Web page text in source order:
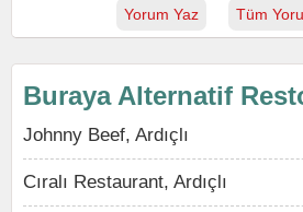
Yorum Yaz Tüm
Buraya Alternatif
Johnny Beef, Ardıçlı
Cıralı Restaurant, Ardıçlı